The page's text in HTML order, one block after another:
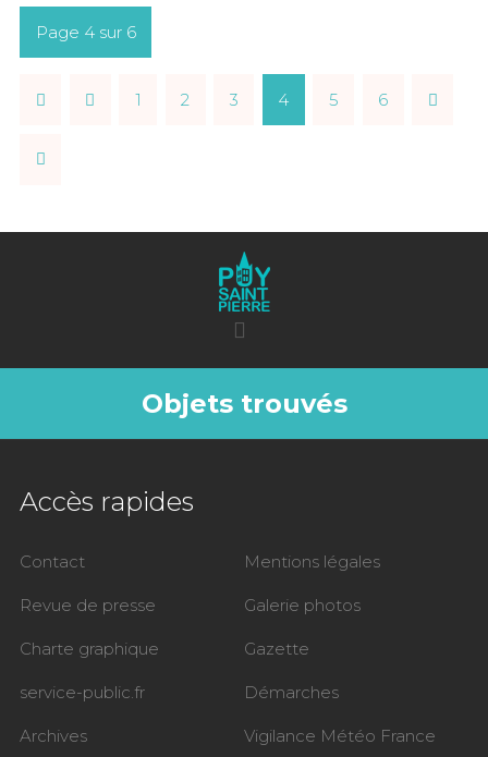
Page 4 sur 6
1 2 3 4 5 6
Objets trouvés
Accès rapides
Contact Mentions légales
Revue de presse Galerie photos
Charte graphique Gazette
service-public.fr Démarches
Archives Vigilance Météo France